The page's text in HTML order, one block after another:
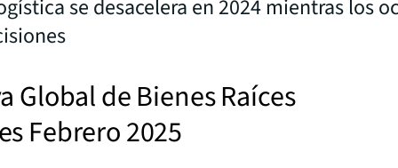
se desacelera en 2024 mientras los
Global de Bienes Raíces
Febrero 2025